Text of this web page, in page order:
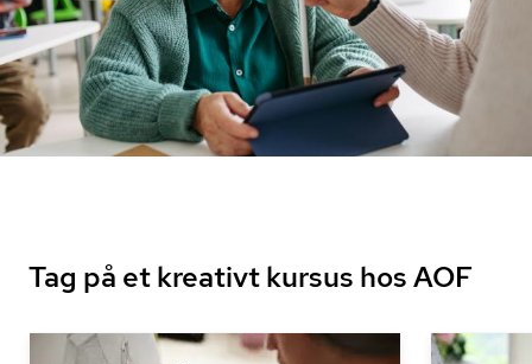
Tag på et kreativt kursus hos AOF